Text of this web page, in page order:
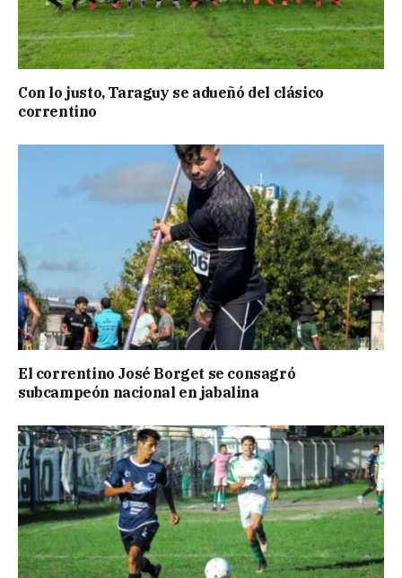
Con lo justo, Taraguy se adueñó del clásico
correntino
El correntino José Borget se consagró
subcampeón nacional en jabalina